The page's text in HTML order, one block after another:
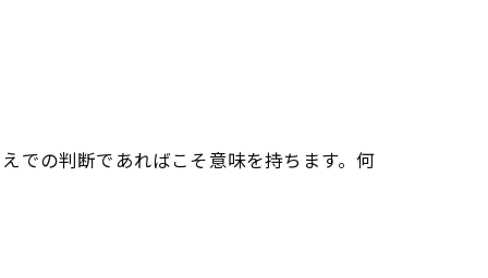
での判断であればこそ意味を持ちます。何